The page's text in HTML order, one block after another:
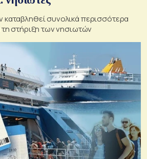
συνολικά περισσότερα
στήριξη των νησιωτών